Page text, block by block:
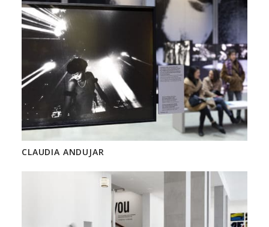
CLAUDIA ANDUJAR